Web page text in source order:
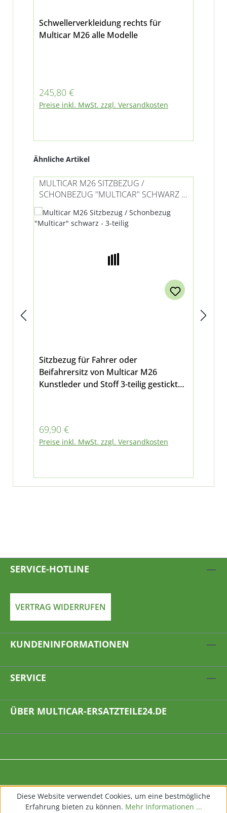
Schwellerverkleidung rechts für
Multicar M26 alle Modelle
Regulärer Preis:
245,80 €
Preise inkl. MwSt. zzgl. Versandkosten
Produktgalerie überspringen
Ähnliche Artikel
MULTICAR M26 SITZBEZUG /
SCHONBEZUG "MULTICAR" SCHWARZ -
3-TEILIG
Sitzbezug für Fahrer oder
Beifahrersitz von Multicar M26
Kunstleder und Stoff 3-teilig gesticktes
Regulärer Preis:
69,90 €
Preise inkl. MwSt. zzgl. Versandkosten
SERVICE-HOTLINE
VERTRAG WIDERRUFEN
KUNDENINFORMATIONEN
SERVICE
ÜBER MULTICAR-ERSATZTEILE24.DE
Diese Website verwendet Cookies, um eine bestmögliche
Erfahrung bieten zu können. Mehr Informationen ...